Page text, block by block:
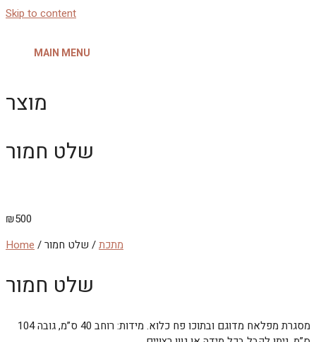
Skip to content
MAIN MENU
מוצר
שלט חמור
₪500
Home / מתכת/ שלט חמור
שלט חמור
מסגרת מפלאח מדוגם ובתוכו פח כלוא. מידות: רוחב 40 ס”מ, גובה 104